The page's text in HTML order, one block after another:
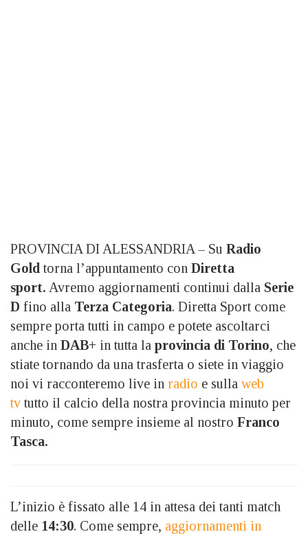
PROVINCIA DI ALESSANDRIA – Su Radio
Gold torna l’appuntamento con Diretta
sport. Avremo aggiornamenti continui dalla Serie
D fino alla Terza Categoria. Diretta Sport come
sempre porta tutti in campo e potete ascoltarci
anche in DAB+ in tutta la provincia di Torino, che
stiate tornando da una trasferta o siete in viaggio
noi vi racconteremo live in radio e sulla web
tv tutto il calcio della nostra provincia minuto per
minuto, come sempre insieme al nostro Franco
Tasca.
L’inizio è fissato alle 14 in attesa dei tanti match
delle 14:30. Come sempre, aggiornamenti in